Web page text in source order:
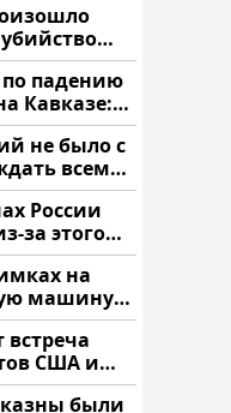
по падению
Кавказе:
здесь
не было с
всем
России
за этого
купить?
на
машину
встреча
США и
были